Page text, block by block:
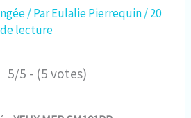
/ ParEulalie Pierrequin/20
lecture
5/5 - (5 votes)